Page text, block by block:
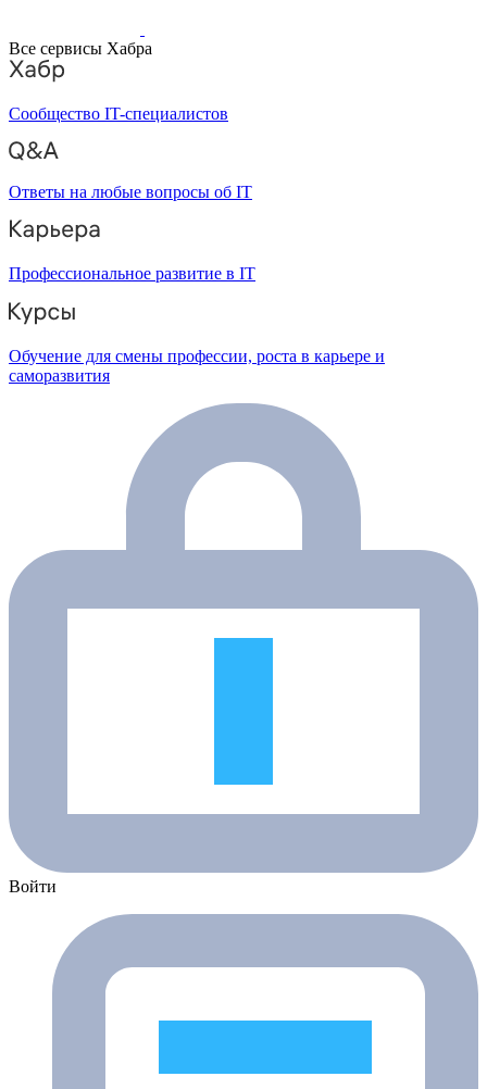
Все сервисы Хабра
Сообщество IT-специалистов
Ответы на любые вопросы об IT
Профессиональное развитие в IT
Обучение для смены профессии, роста в карьере и
саморазвития
Войти